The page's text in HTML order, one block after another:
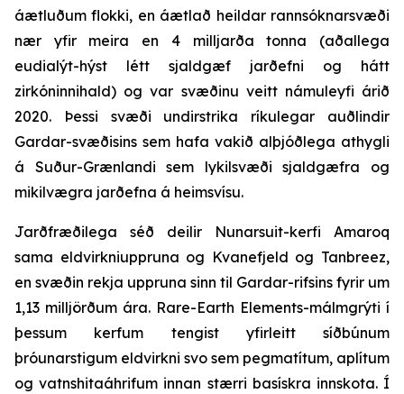
áætluðum flokki, en áætlað heildar rannsóknarsvæði
nær yfir meira en 4 milljarða tonna (aðallega
eudialýt-hýst létt sjaldgæf jarðefni og hátt
zirkóninnihald) og var svæðinu veitt námuleyfi árið
2020. Þessi svæði undirstrika ríkulegar auðlindir
Gardar-svæðisins sem hafa vakið alþjóðlega athygli
á Suður-Grænlandi sem lykilsvæði sjaldgæfra og
mikilvægra jarðefna á heimsvísu.
Jarðfræðilega séð deilir Nunarsuit-kerfi Amaroq
sama eldvirkniuppruna og Kvanefjeld og Tanbreez,
en svæðin rekja uppruna sinn til Gardar-rifsins fyrir um
1,13 milljörðum ára. Rare-Earth Elements-málmgrýti í
þessum kerfum tengist yfirleitt síðbúnum
þróunarstigum eldvirkni svo sem pegmatítum, aplítum
og vatnshitaáhrifum innan stærri basískra innskota. Í